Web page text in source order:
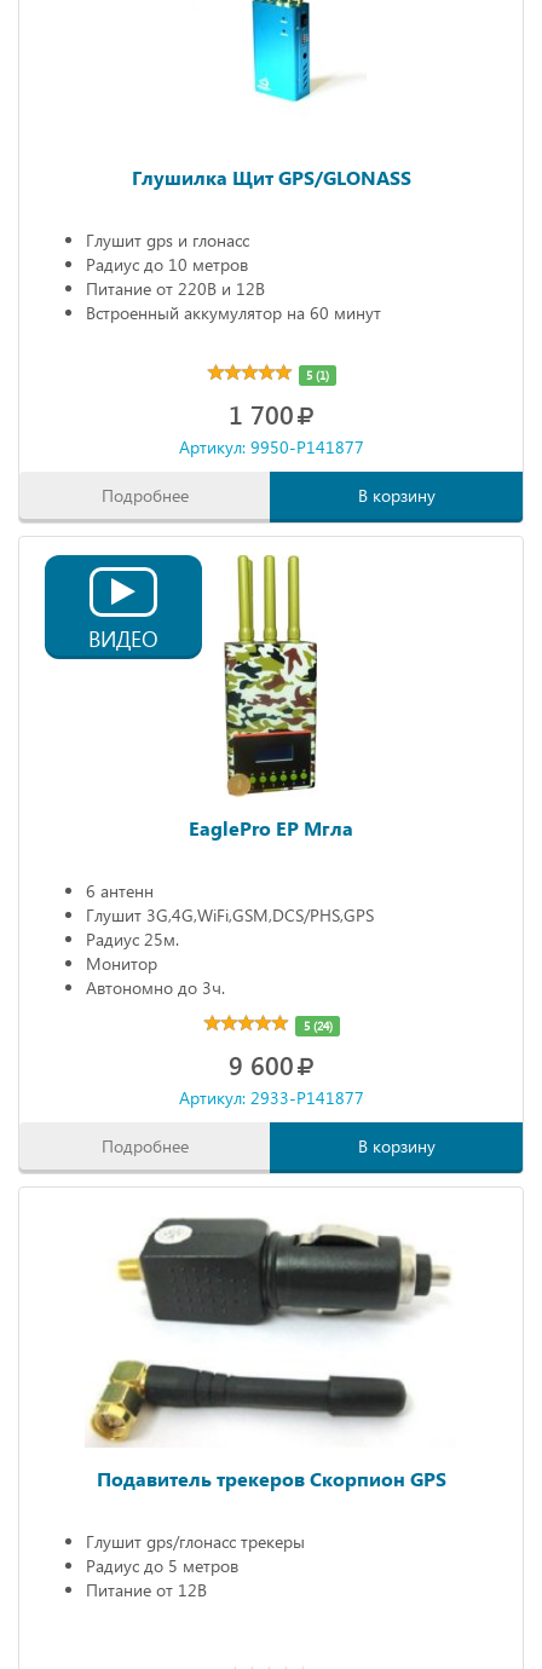
Глушилка Щит GPS/GLONASS
Глушит gps и глонасс
Радиус до 10 метров
Питание от 220В и 12В
Встроенный аккумулятор на 60 минут
5 (1)
1 700
Артикул: 9950-P141877
Подробнее В корзину
ВИДЕО
EaglePro EP Мгла
6 антенн
Глушит 3G,4G,WiFi,GSM,DCS/PHS,GPS
Радиус 25м.
Монитор
Автономно до 3ч.
5 (24)
9 600
Артикул: 2933-P141877
Подробнее В корзину
Подавитель трекеров Скорпион GPS
Глушит gps/глонасс трекеры
Радиус до 5 метров
Питание от 12В